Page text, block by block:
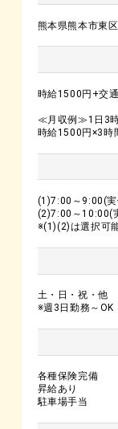
熊本県熊本市東
時給1500円+交
≪月収例≫1日3
時給1500円×3時
(1)7:00～9:00(実
(2)7:00～10:00(
※(1)(2)は選択可
土・日・祝・他
※週3日勤務～OK
各種保険完備
昇給あり
駐車場手当